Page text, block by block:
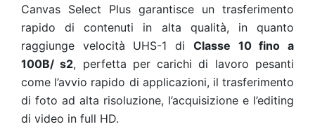
Canvas Select Plus garantisce un trasferimento
rapido di contenuti in alta qualità, in quanto
raggiunge velocità UHS-1 di Classe 10 fino a
100B/ s2, perfetta per carichi di lavoro pesanti
come l’avvio rapido di applicazioni, il trasferimento
di foto ad alta risoluzione, l’acquisizione e l’editing
di video in full HD.